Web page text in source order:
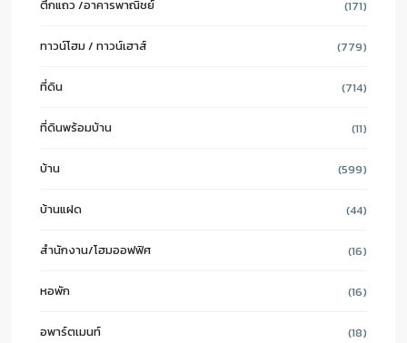
ตึกแถว /อาคารพาณิชย์ (171)
ทาวน์โฮม / ทาวน์เฮาส์ (779)
ที่ดิน (714)
ที่ดินพร้อมบ้าน (11)
บ้าน (599)
บ้านแฝด (44)
สำนักงาน/โฮมออฟฟิศ (16)
หอพัก (16)
อพาร์ตเมนท์ (18)